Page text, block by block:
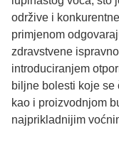
održive i
primjenom
zdravstvene
introduciranjem
biljne bolesti koje se
kao i proizvodnjom
najprikladnijim